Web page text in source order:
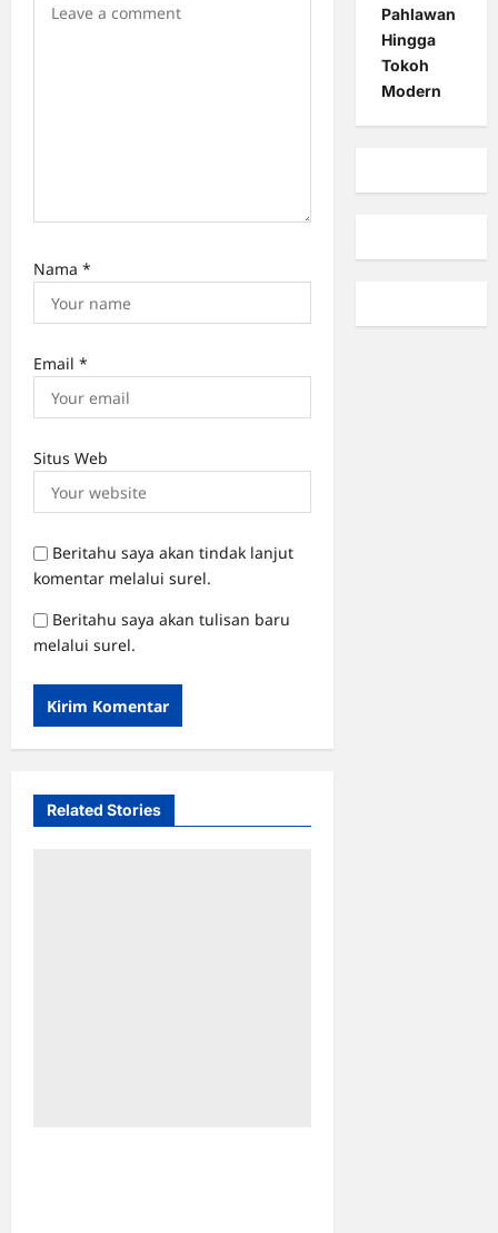
Nama *
Email *
Situs Web
Beritahu saya akan tindak lanjut
komentar melalui surel.
Beritahu saya akan tulisan baru
melalui surel.
Related Stories
Pahlawan
Hingga
Tokoh
Modern